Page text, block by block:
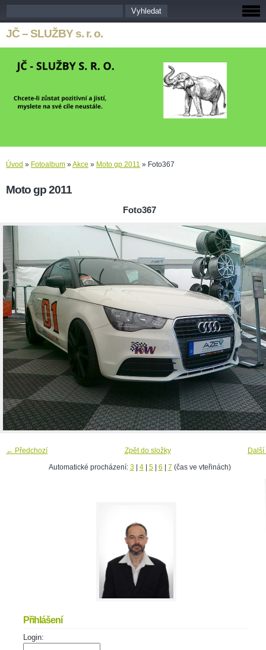
JČ – SLUŽBY s. r. o.
Úvod » Fotoalbum »Akce » Moto gp 2011 » Foto367
Moto gp 2011
Foto367
← Předchozí
Zpět do složky
Automatické procházení: 3| 4| 5| 6 7 (čas ve vteřinách)
Přihlášení
Login: